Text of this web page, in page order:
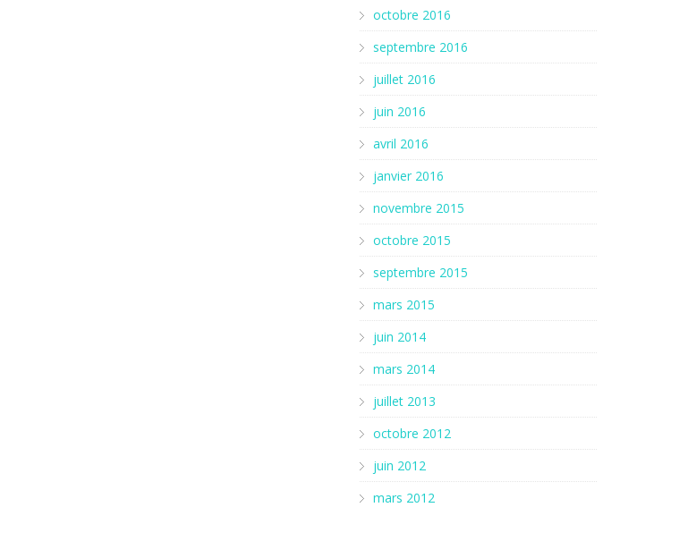
octobre 2016
septembre 2016
juillet 2016
juin 2016
avril 2016
janvier 2016
novembre 2015
octobre 2015
septembre 2015
mars 2015
juin 2014
mars 2014
juillet 2013
octobre 2012
juin 2012
mars 2012